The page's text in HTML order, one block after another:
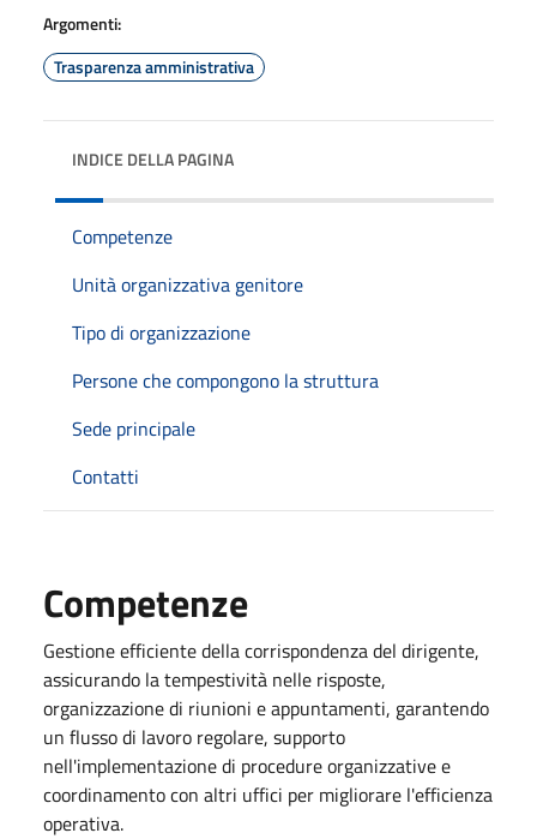
Argomenti:
Trasparenza amministrativa
INDICE DELLA PAGINA
Competenze
Unità organizzativa genitore
Tipo di organizzazione
Persone che compongono la struttura
Sede principale
Contatti
Competenze
Gestione efficiente della corrispondenza del dirigente,
assicurando la tempestività nelle risposte,
organizzazione di riunioni e appuntamenti, garantendo
un flusso di lavoro regolare, supporto
nell'implementazione di procedure organizzative e
coordinamento con altri uffici per migliorare l'efficienza
operativa.